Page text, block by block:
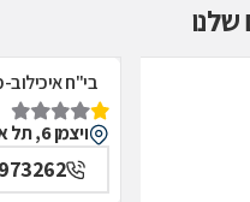
שלנו
מערך,
בי"ח
תל אביב
ויצמן 6, תל אביב